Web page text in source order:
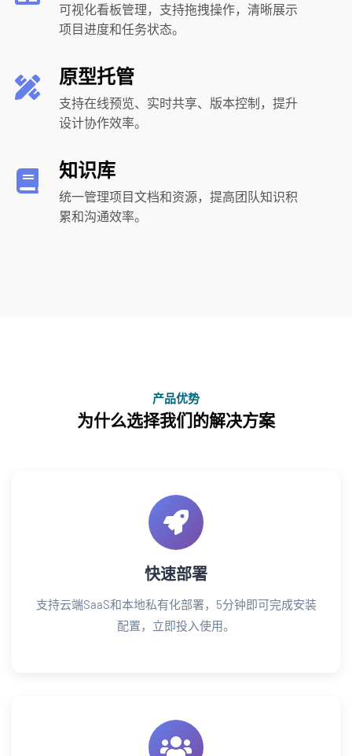
可视化看板管理，支持拖拽操作，清晰展示
项目进度和任务状态。
原型托管
支持在线预览、实时共享、版本控制，提升
设计协作效率。
知识库
统一管理项目文档和资源，提高团队知识积
累和沟通效率。
产品优势
为什么选择我们的解决方案
快速部署
支持云端SaaS和本地私有化部署，5分钟即可完成安装
配置，立即投入使用。